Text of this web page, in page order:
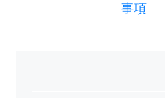
事項